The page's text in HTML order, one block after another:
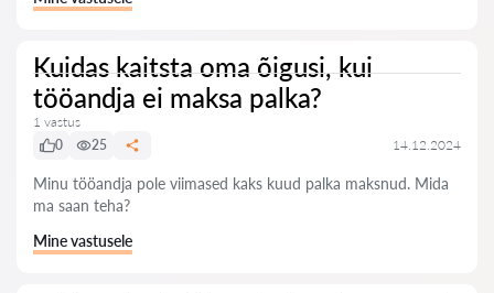
Kuidas kaitsta oma õigusi, kui
tööandja ei maksa palka?
1 vastus
0
25 14.12.2024
Minu tööandja pole viimased kaks kuud palka maksnud. Mida
ma saan teha?
Mine vastusele